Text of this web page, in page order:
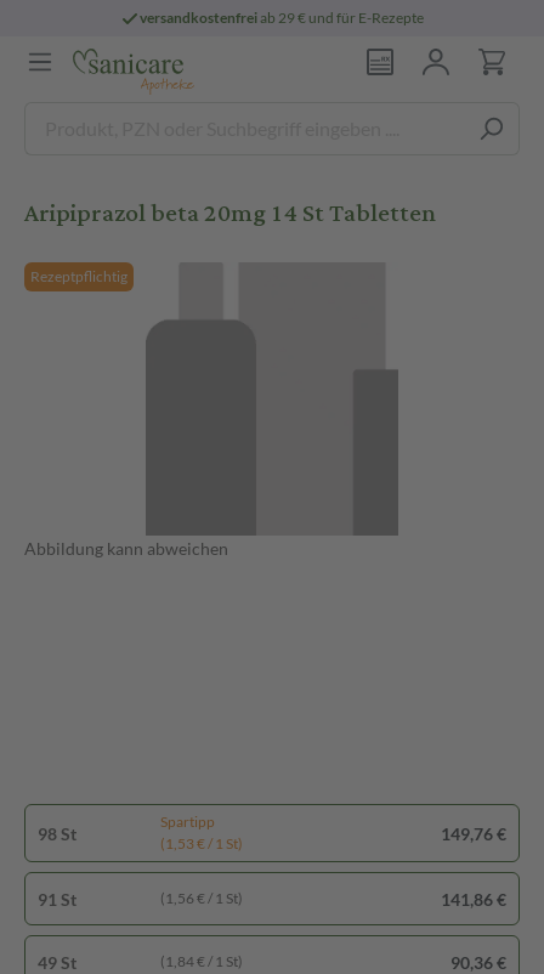
versandkostenfreiab 29 € und für E-Rezepte
Aripiprazol beta 20mg 14 St Tabletten
Rezeptpflichtig
Abbildung kann abweichen
98 St
Spartipp
(1,53 € / 1 St)
149,76 €
91 St (1,56 € / 1 St) 141,86 €
49 St (1,84 € / 1 St) 90,36 €